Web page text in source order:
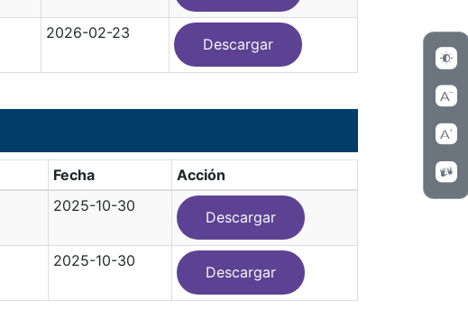
2026-02-23
Descargar
Fecha
Acción
2025-10-30
Descargar
2025-10-30
Descargar